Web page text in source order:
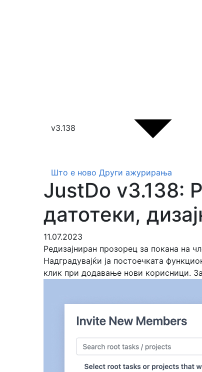
v3.138
Што е ново Други ажурирања
JustDo v3.138:
датотеки,
11.07.2023
Редизајниран прозорец за покана на
Надградувајќи ја постоечката
клик при додавање нови корисници.